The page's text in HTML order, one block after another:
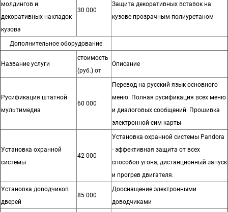
молдингов и
декоративных накладок
кузова
30 000
Защита декоративных вставок на
кузове прозрачным полиуретаном
Дополнительное оборудование
Название услуги
стоимость
(руб.) от
Описание
Русификация штатной
мультимедиа
60 000
Перевод на русский язык основного
меню. Полная русификация всех меню
и диалоговых сообщений. Прошивка
электронной сим карты
Установка охранной
системы
42 000
Установка охранной системы Pandora
- эффективная защита от всех
способов угона, дистанционный запуск
и прогрев двигателя.
Установка доводчиков
дверей
85 000
Дооснащение электронными
доводчиками